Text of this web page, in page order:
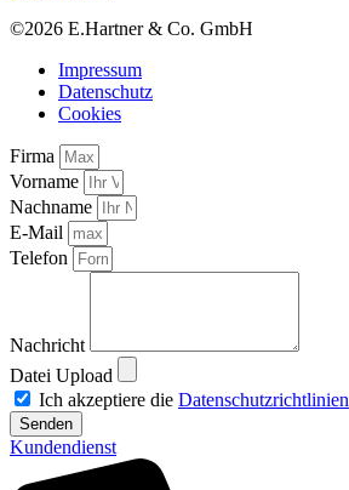
©2026 E.Hartner & Co. GmbH
Impressum
Datenschutz
Cookies
Firma
Vorname
Nachname
E-Mail
Telefon
Nachricht
Datei Upload
Ich akzeptiere die Datenschutzrichtlinien
Senden
Kundendienst